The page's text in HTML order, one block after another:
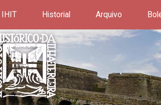
IHIT Historial Arquivo